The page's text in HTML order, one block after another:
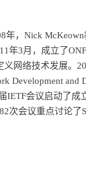
年，Nick
年3月，成立了
网络技术发展。
Development and
会议启动了成
次会议重点讨论了